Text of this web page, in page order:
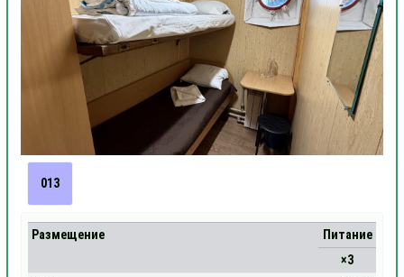
013
Размещение
Питание
×3